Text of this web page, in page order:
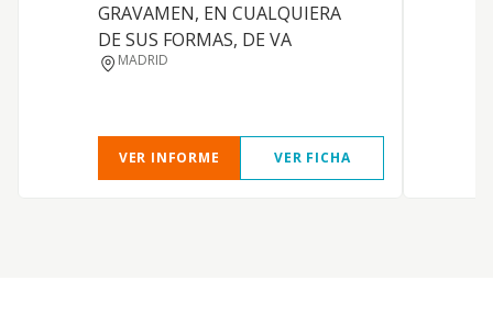
GRAVAMEN, EN CUALQUIERA
DE SUS FORMAS, DE VA
MADRID
VER INFORME VER FICHA